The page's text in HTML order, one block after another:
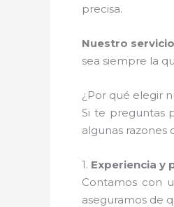
precisa.
Nuestro servicio
sea siempre la
¿Por qué elegir
Si te preguntas
algunas razones
1. Experiencia y
Contamos con
aseguramos de